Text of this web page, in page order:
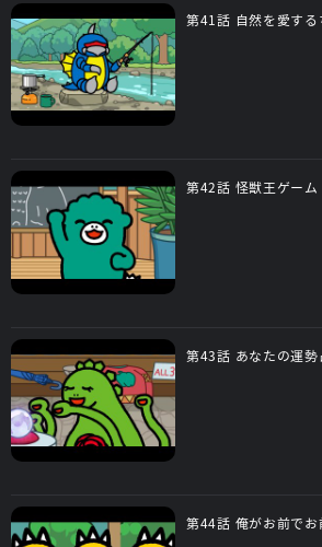
第41話 自然を愛する
第42話 怪獣王ゲーム
第43話 あなたの運勢
第44話 俺がお前でお